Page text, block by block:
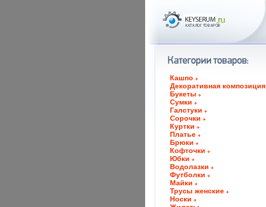
Кашпо
Декоративная композиция
Букеты
Сумки
Галстуки
Сорочки
Куртки
Платье
Брюки
Кофточки
Юбки
Водолазки
Футболки
Майки
Трусы женские
Носки